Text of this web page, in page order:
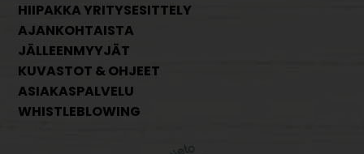
HIIPAKKA YRITYSESITTELY
AJANKOHTAISTA
JÄLLEENMYYJÄT
KUVASTOT & OHJEET
ASIAKASPALVELU
WHISTLEBLOWING